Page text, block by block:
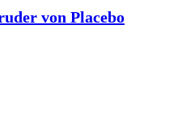
von Placebo